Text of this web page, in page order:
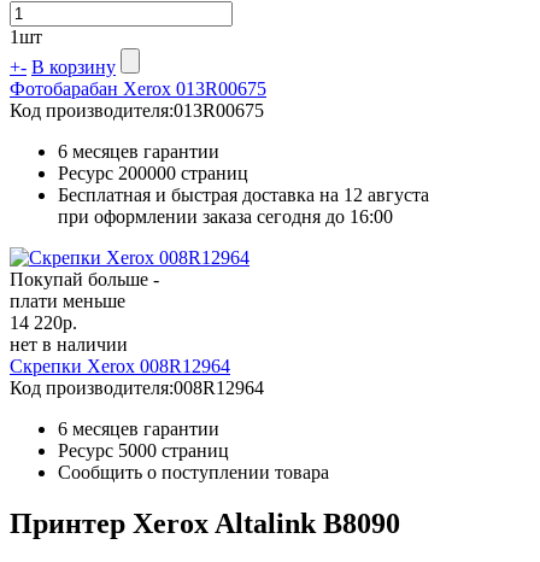
1шт
+- В корзину
Фотобарабан Xerox 013R00675
Код производителя:013R00675
6 месяцев гарантии
Ресурс 200000 страниц
Бесплатная и быстрая доставка на 12 августа
при оформлении заказа сегодня до 16:00
Покупай больше -
плати меньше
14 220р.
нет в наличии
Скрепки Xerox 008R12964
Код производителя:008R12964
6 месяцев гарантии
Ресурс 5000 страниц
Сообщить о поступлении товара
Принтер Xerox Altalink B8090